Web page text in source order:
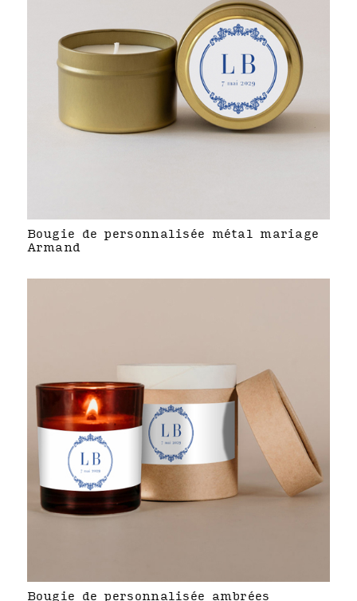
Bougie de personnalisée métal mariage
Armand
Bougie de personnalisée ambrées